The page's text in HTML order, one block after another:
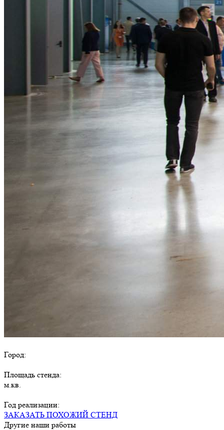
Город:
Площадь стенда:
м.кв.
Год реализации:
ЗАКАЗАТЬ ПОХОЖИЙ СТЕНД
Другие наши работы